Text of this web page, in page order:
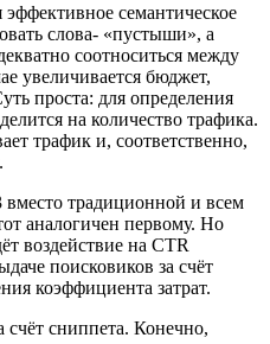
семантическое
слова- «пустыши», а
соотноситься между
увеличивается бюджет,
проста: для определения
на количество трафика.
трафик и, соответственно,
традиционной и всем
аналогичен первому. Но
воздействие на CTR
поисковиков за счёт
коэффициента затрат.
счёт сниппета. Конечно,